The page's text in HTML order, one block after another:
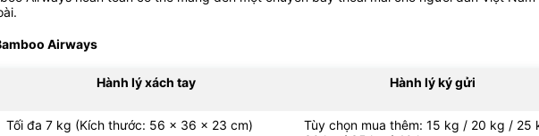
Airways
Hành lý xách tay Hành lý ký gửi
Tối đa 7 kg (Kích thước: 56 x 36 x 23 cm)
Tùy chọn mua thêm: 15 kg / 20 kg / 25